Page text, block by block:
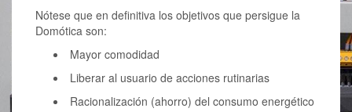
Nótese que en definitiva los objetivos que persigue la
Domótica son:
Mayor comodidad
Liberar al usuario de acciones rutinarias
Racionalización (ahorro) del consumo energético